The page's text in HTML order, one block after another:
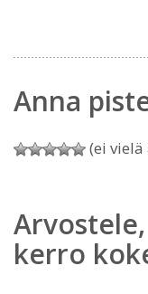
Anna
(ei vielä
kerro